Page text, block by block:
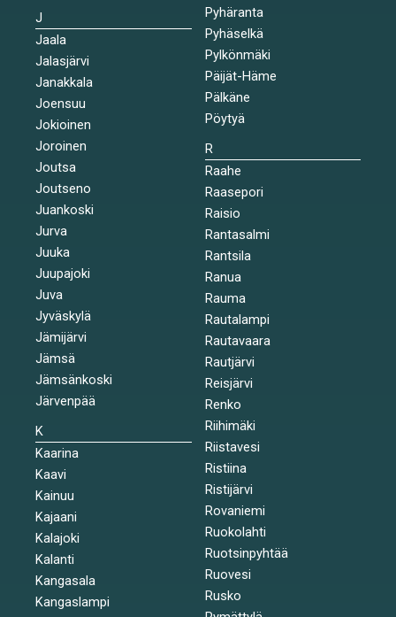
J
Jaala
Jalasjärvi
Janakkala
Joensuu
Jokioinen
Joroinen
Joutsa
Joutseno
Juankoski
Jurva
Juuka
Juupajoki
Juva
Jyväskylä
Jämijärvi
Jämsä
Jämsänkoski
Järvenpää
K
Kaarina
Kaavi
Kainuu
Kajaani
Kalajoki
Kalanti
Kangasala
Kangaslampi
Pyhäranta
Pyhäselkä
Pylkönmäki
Päijät-Häme
Pälkäne
Pöytyä
R
Raahe
Raasepori
Raisio
Rantasalmi
Rantsila
Ranua
Rauma
Rautalampi
Rautavaara
Rautjärvi
Reisjärvi
Renko
Riihimäki
Riistavesi
Ristiina
Ristijärvi
Rovaniemi
Ruokolahti
Ruotsinpyhtää
Ruovesi
Rusko